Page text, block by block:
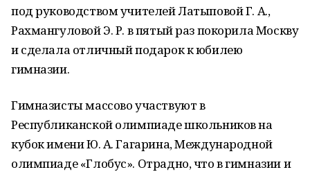
под руководством учителей Латыповой Г. А.,
Рахмангуловой Э. Р. в пятый раз покорила Москву
и сделала отличный подарок к юбилею
гимназии.
Гимназисты массово участвуют в
Республиканской олимпиаде школьников на
кубок имени Ю. А. Гагарина, Международной
олимпиаде «Глобус». Отрадно, что в гимназии и